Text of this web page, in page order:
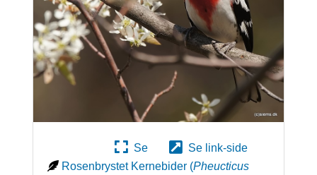
Se
Se link-side
Rosenbrystet Kernebider (Pheucticus